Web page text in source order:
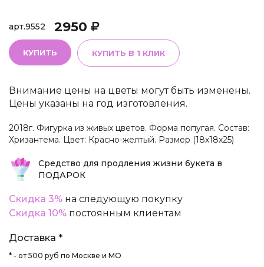
арт.9552 2950
КУПИТЬ КУПИТЬ В 1 КЛИК
Внимание цены на цветы могут быть изменены.
Цены указаны на год изготовления.
2018г. Фигурка из живых цветов. Форма попугая. Состав:
Хризантема. Цвет: Красно-желтый. Размер (18х18х25)
Средство для продления жизни букета в
ПОДАРОК
Скидка 3% на следующую покупку
Скидка 10% постоянным клиентам
Доставка *
* - от 500 руб по Москве и МО